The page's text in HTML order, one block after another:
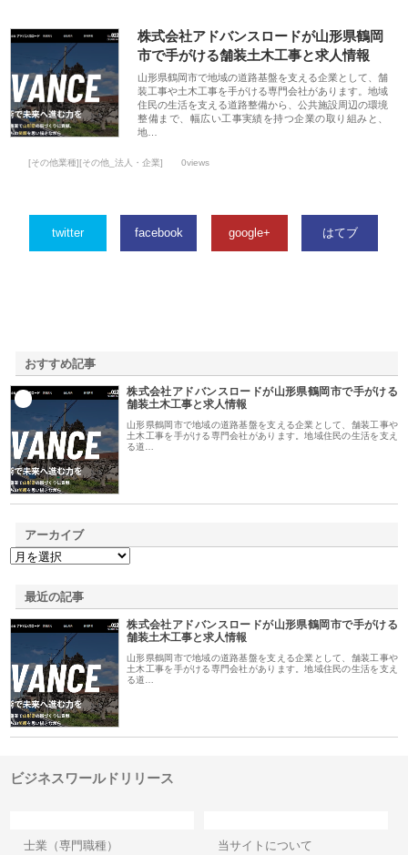
株式会社アドバンスロードが山形県鶴岡
市で手がける舗装土木工事と求人情報
山形県鶴岡市で地域の道路基盤を支える企業として、舗
装工事や土木工事を手がける専門会社があります。地域
住民の生活を支える道路整備から、公共施設周辺の環境
整備まで、幅広い工事実績を持つ企業の取り組みと、
地…
[その他業種][その他_法人・企業] 0views
twitter facebook google+ はてブ
おすすめ記事
株式会社アドバンスロードが山形県鶴岡市で手がける
舗装土木工事と求人情報
山形県鶴岡市で地域の道路基盤を支える企業として、舗装工事や
土木工事を手がける専門会社があります。地域住民の生活を支え
る道…
アーカイブ
最近の記事
株式会社アドバンスロードが山形県鶴岡市で手がける
舗装土木工事と求人情報
山形県鶴岡市で地域の道路基盤を支える企業として、舗装工事や
土木工事を手がける専門会社があります。地域住民の生活を支え
る道…
ビジネスワールドリリース
士業（専門職種）
当サイトについて